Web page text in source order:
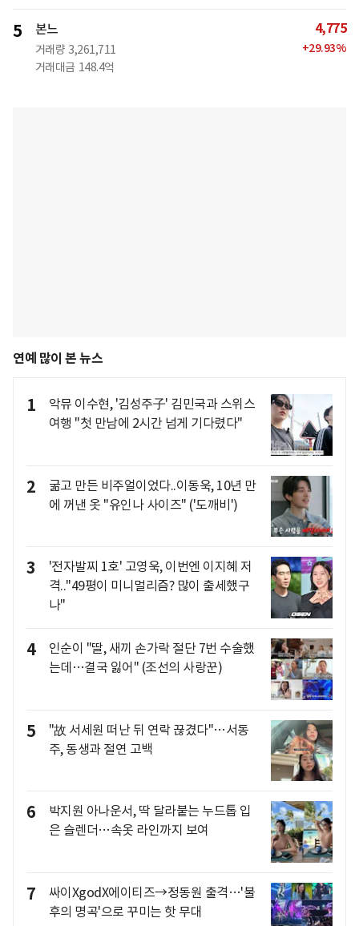
5 본느
거래량 3,261,711
거래대금 148.4억
4,775
+29.93%
연예 많이 본 뉴스
1
악뮤 이수현, '김성주子' 김민국과 스위스
여행 "첫 만남에 2시간 넘게 기다렸다"
2
굶고 만든 비주얼이었다..이동욱, 10년 만
에 꺼낸 옷 "유인나 사이즈" ('도깨비')
3
'전자발찌 1호' 고영욱, 이번엔 이지혜 저
격.."49평이 미니멀리즘? 많이 출세했구
나"
4
인순이 "딸, 새끼 손가락 절단 7번 수술했
는데…결국 잃어" (조선의 사랑꾼)
5
"故 서세원 떠난 뒤 연락 끊겼다"…서동
주, 동생과 절연 고백
6
박지원 아나운서, 딱 달라붙는 누드톱 입
은 슬렌더…속옷 라인까지 보여
7
싸이XgodX에이티즈→정동원 출격…'불
후의 명곡'으로 꾸미는 핫 무대